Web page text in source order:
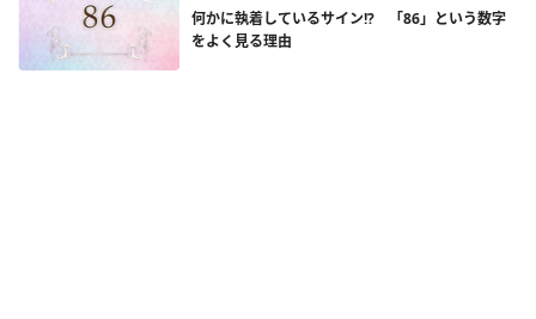
何かに執着しているサイン!? 「86」という数字
をよく見る理由